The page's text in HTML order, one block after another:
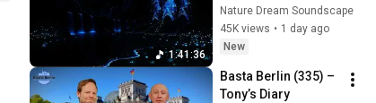
1:41:36
Relieves Stress,
Melatonin Release •
Stop Overthinking
Nature Dream Soundscape
45K views • 1 day ago
New
Basta Berlin (335) –
Tony’s Diary